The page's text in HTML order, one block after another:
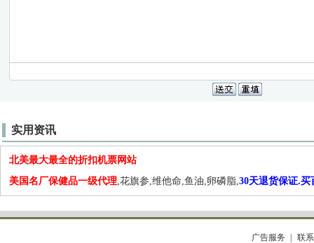
实用资讯
北美最大最全的折扣机票网站
美国名厂保健品一级代理,花旗参,维他命,鱼油,卵磷脂,30天退货保证.买
广告服务 联